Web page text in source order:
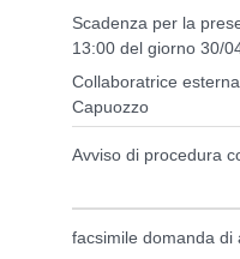
Scadenza per la
13:00 del giorno 30/
Collaboratrice
Capuozzo
Avviso di procedura
facsimile domanda di